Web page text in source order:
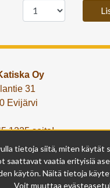
Oy
31
Evijärvi
1225 soita!
App viesti!
2404114-9
tietoja siitä, miten
vaatia erityisiä
käytön. Näitä tietoja
Voit muuttaa